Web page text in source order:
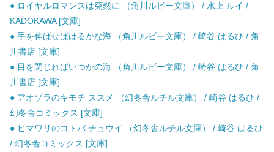
● ロイヤルロマンスは突然に （角川ルビー文庫） / 水上 ルイ /
KADOKAWA [文庫]
● 手を伸ばせばはるかな海 （角川ルビー文庫） / 崎谷 はるひ / 角
川書店 [文庫]
● 目を閉じればいつかの海 （角川ルビー文庫） / 崎谷 はるひ / 角
川書店 [文庫]
● アオゾラのキモチ ススメ （幻冬舎ルチル文庫） / 崎谷 はるひ /
幻冬舎コミックス [文庫]
● ヒマワリのコトバ チュウイ （幻冬舎ルチル文庫） / 崎谷 はるひ
/ 幻冬舎コミックス [文庫]